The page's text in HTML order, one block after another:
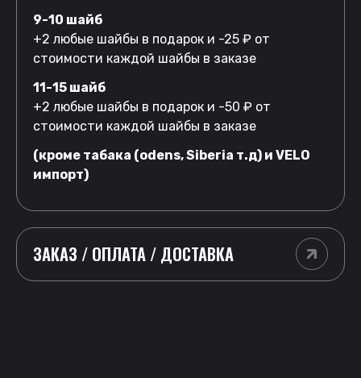
9-10 шайб
+2 любые шайбы в подарок и -25 ₽ от
стоимости каждой шайбы в заказе
11-15 шайб
+2 любые шайбы в подарок и -50 ₽ от
стоимости каждой шайбы в заказе
(кроме табака (odens, Siberia т.д) и VELO
импорт)
ЗАКАЗ / ОПЛАТА / ДОСТАВКА